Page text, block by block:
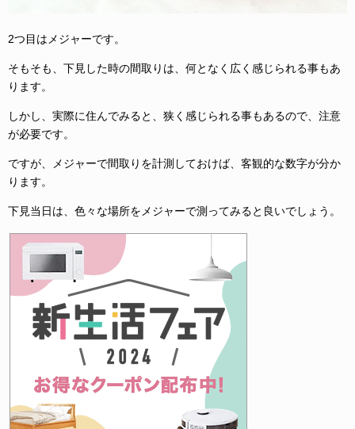
2つ目はメジャーです。
そもそも、下見した時の間取りは、何となく広く感じられる事もあ
ります。
しかし、実際に住んでみると、狭く感じられる事もあるので、注意
が必要です。
ですが、メジャーで間取りを計測しておけば、客観的な数字が分か
ります。
下見当日は、色々な場所をメジャーで測ってみると良いでしょう。